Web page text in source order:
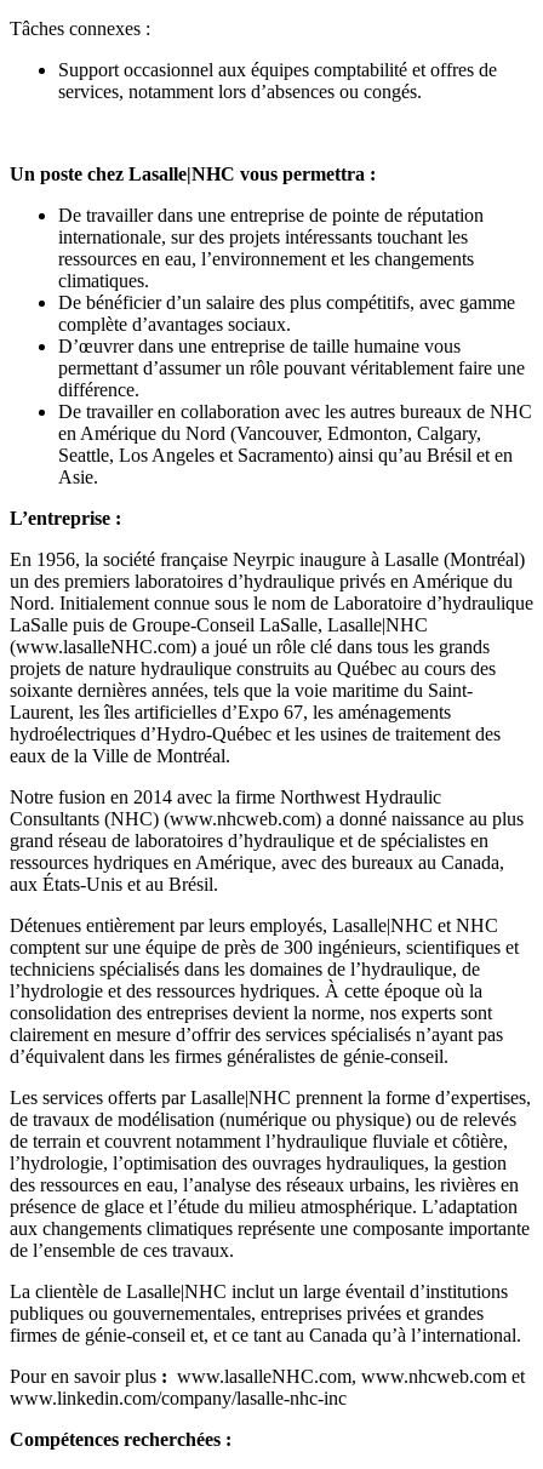
Tâches connexes :
Support occasionnel aux équipes comptabilité et offres de
services, notamment lors d’absences ou congés.
Un poste chez Lasalle|NHC vous permettra :
De travailler dans une entreprise de pointe de réputation
internationale, sur des projets intéressants touchant les
ressources en eau, l’environnement et les changements
climatiques.
De bénéficier d’un salaire des plus compétitifs, avec gamme
complète d’avantages sociaux.
D’œuvrer dans une entreprise de taille humaine vous
permettant d’assumer un rôle pouvant véritablement faire une
différence.
De travailler en collaboration avec les autres bureaux de NHC
en Amérique du Nord (Vancouver, Edmonton, Calgary,
Seattle, Los Angeles et Sacramento) ainsi qu’au Brésil et en
Asie.
L’entreprise :
En 1956, la société française Neyrpic inaugure à Lasalle (Montréal)
un des premiers laboratoires d’hydraulique privés en Amérique du
Nord. Initialement connue sous le nom de Laboratoire d’hydraulique
LaSalle puis de Groupe-Conseil LaSalle, Lasalle|NHC
(www.lasalleNHC.com) a joué un rôle clé dans tous les grands
projets de nature hydraulique construits au Québec au cours des
soixante dernières années, tels que la voie maritime du Saint-
Laurent, les îles artificielles d’Expo 67, les aménagements
hydroélectriques d’Hydro-Québec et les usines de traitement des
eaux de la Ville de Montréal.
Notre fusion en 2014 avec la firme Northwest Hydraulic
Consultants (NHC) (www.nhcweb.com) a donné naissance au plus
grand réseau de laboratoires d’hydraulique et de spécialistes en
ressources hydriques en Amérique, avec des bureaux au Canada,
aux États-Unis et au Brésil.
Détenues entièrement par leurs employés, Lasalle|NHC et NHC
comptent sur une équipe de près de 300 ingénieurs, scientifiques et
techniciens spécialisés dans les domaines de l’hydraulique, de
l’hydrologie et des ressources hydriques. À cette époque où la
consolidation des entreprises devient la norme, nos experts sont
clairement en mesure d’offrir des services spécialisés n’ayant pas
d’équivalent dans les firmes généralistes de génie-conseil.
Les services offerts par Lasalle|NHC prennent la forme d’expertises,
de travaux de modélisation (numérique ou physique) ou de relevés
de terrain et couvrent notamment l’hydraulique fluviale et côtière,
l’hydrologie, l’optimisation des ouvrages hydrauliques, la gestion
des ressources en eau, l’analyse des réseaux urbains, les rivières en
présence de glace et l’étude du milieu atmosphérique. L’adaptation
aux changements climatiques représente une composante importante
de l’ensemble de ces travaux.
La clientèle de Lasalle|NHC inclut un large éventail d’institutions
publiques ou gouvernementales, entreprises privées et grandes
firmes de génie-conseil et, et ce tant au Canada qu’à l’international.
Pour en savoir plus : www.lasalleNHC.com, www.nhcweb.com et
www.linkedin.com/company/lasalle-nhc-inc
Compétences recherchées :